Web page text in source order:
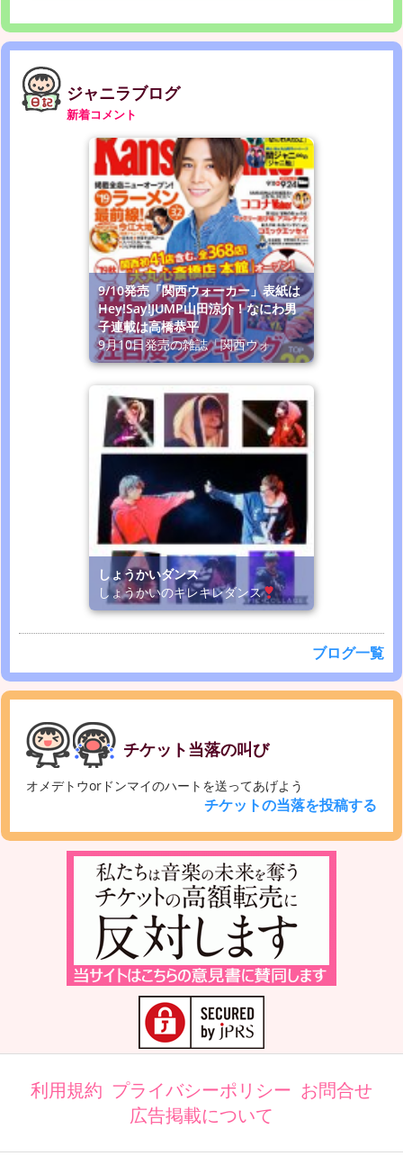
ジャニラブログ
新着コメント
9/10発売「関西ウォーカー」表紙は
Hey!Say!JUMP山田涼介！なにわ男
子連載は高橋恭平
9月10日発売の雑誌「関西ウォ
しょうかいダンス
しょうかいのキレキレダンス
ブログ一覧
チケット当落の叫び
オメデトウorドンマイのハートを送ってあげよう
チケットの当落を投稿する
利用規約 プライバシーポリシー お問合せ
広告掲載について